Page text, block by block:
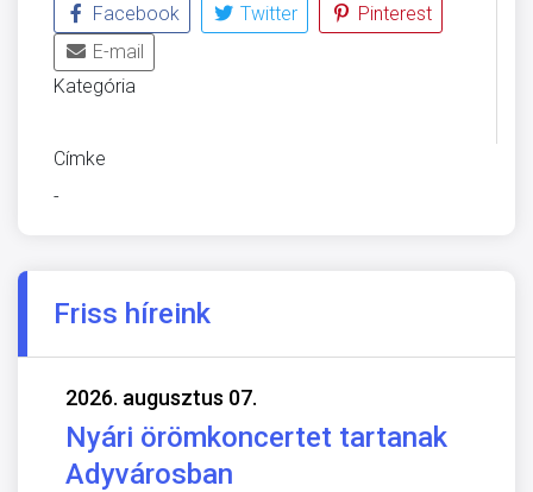
Facebook
Twitter
Pinterest
E-mail
Kategória
Címke
-
Friss híreink
2026. augusztus 07.
Nyári örömkoncertet tartanak
Adyvárosban